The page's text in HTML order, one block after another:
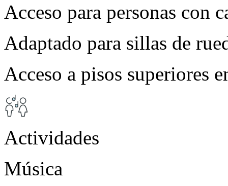
Acceso para personas con
Adaptado para sillas de
Acceso a pisos superiores
Actividades
Música